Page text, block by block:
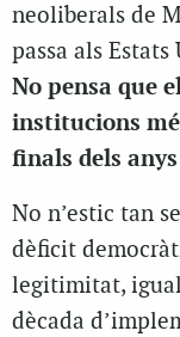
neoliberals de
passa als Estats
No pensa que
institucions
finals dels anys
No n’estic tan
dèficit
legitimitat, igual
dècada